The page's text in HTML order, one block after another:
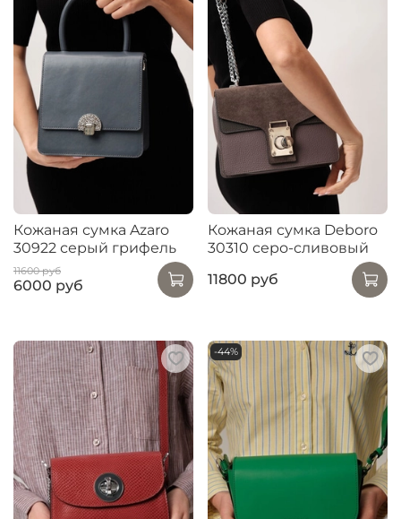
Кожаная сумка Azaro
30922 серый грифель
11600 руб
6000 руб
Кожаная сумка Deboro
30310 серо-сливовый
11800 руб
-44%